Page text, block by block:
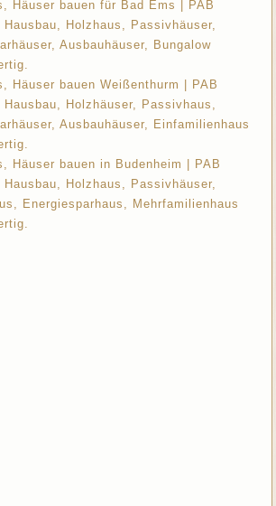
Häuser bauen für Bad Ems | PAB
Hausbau, Holzhaus, Passivhäuser,
Ausbauhäuser, Bungalow
Häuser bauen Weißenthurm | PAB
Hausbau, Holzhäuser, Passivhaus,
Ausbauhäuser, Einfamilienhaus
Häuser bauen in Budenheim | PAB
Hausbau, Holzhaus, Passivhäuser,
Energiesparhaus, Mehrfamilienhaus